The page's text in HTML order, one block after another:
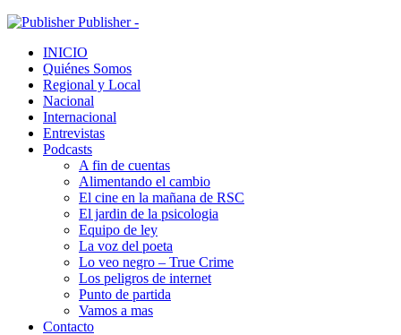
Publisher -
INICIO
Quiénes Somos
Regional y Local
Nacional
Internacional
Entrevistas
Podcasts
A fin de cuentas
Alimentando el cambio
El cine en la mañana de RSC
El jardin de la psicologia
Equipo de ley
La voz del poeta
Lo veo negro – True Crime
Los peligros de internet
Punto de partida
Vamos a mas
Contacto